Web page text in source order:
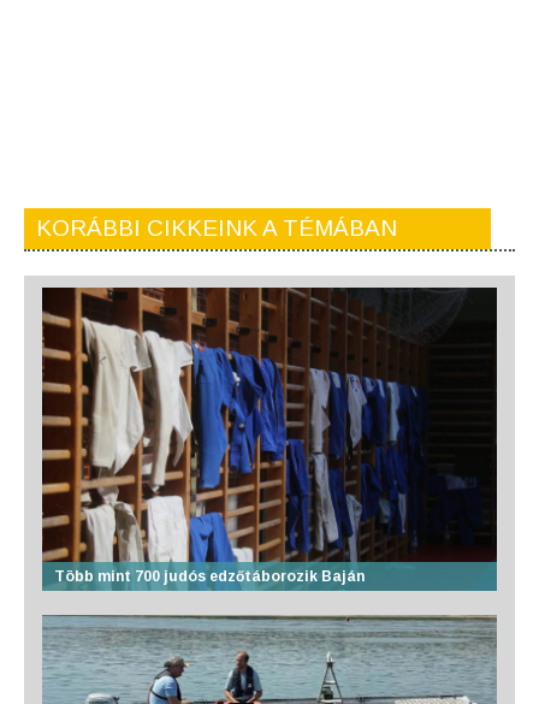
KORÁBBI CIKKEINK A TÉMÁBAN
Több mint 700 judós edzőtáborozik Baján